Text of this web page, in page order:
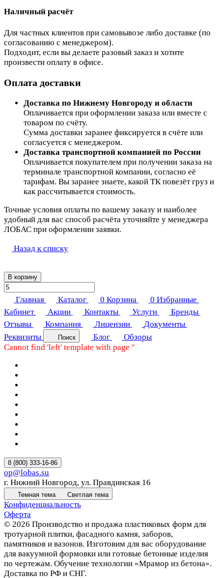
Наличный расчёт
Для частных клиентов при самовывозе либо доставке (по
согласованию с менеджером).
Подходит, если вы делаете разовый заказ и хотите
произвести оплату в офисе.
Оплата доставки
Доставка по Нижнему Новгороду и области
Оплачивается при оформлении заказа или вместе с
товаром по счёту.
Сумма доставки заранее фиксируется в счёте или
согласуется с менеджером.
Доставка транспортной компанией по России
Оплачивается покупателем при получении заказа на
терминале транспортной компании, согласно её
тарифам. Вы заранее знаете, какой ТК повезёт груз и
как рассчитывается стоимость.
Точные условия оплаты по вашему заказу и наиболее
удобный для вас способ расчёта уточняйте у менеджера
ЛОБАС при оформлении заявки.
Назад к списку
В корзину
Главная Каталог 0 Корзина 0 Избранные
Кабинет
Акции Контакты Услуги
Бренды
Отзывы
Компания Лицензии
Документы
Реквизиты
Поиск Блог
Обзоры
Cannot find 'left' template with page ''
8 (800) 333-16-86
op@lobas.su
г. Нижний Новгород, ул. Правдинская 16
Темная тема Светлая тема
Конфиденциальность
Оферта
© 2026 Производство и продажа пластиковых форм для
тротуарной плитки, фасадного камня, заборов,
памятников и вазонов. Изготовим для вас оборудование
для вакуумной формовки или готовые бетонные изделия
по чертежам. Обучение технологии «Мрамор из бетона».
Доставка по РФ и СНГ.